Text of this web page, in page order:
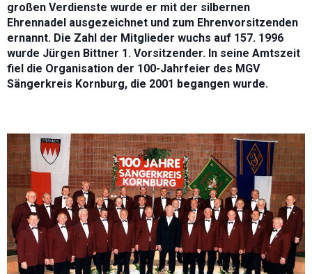
großen Verdienste wurde er mit der silbernen
Ehrennadel ausgezeichnet und zum Ehrenvorsitzenden
ernannt. Die Zahl der Mitglieder wuchs auf 157. 1996
wurde Jürgen Bittner 1. Vorsitzender. In seine Amtszeit
fiel die Organisation der 100-Jahrfeier des MGV
Sängerkreis Kornburg, die 2001 begangen wurde.